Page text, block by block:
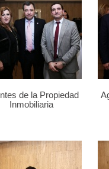
de la Propiedad
Inmobiliaria